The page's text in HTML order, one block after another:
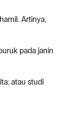
Artinya,
pada janin
atau studi